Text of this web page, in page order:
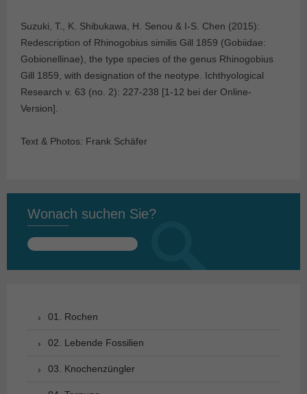
Suzuki, T., K. Shibukawa, H. Senou & I-S. Chen (2015):
Redescription of Rhinogobius similis Gill 1859 (Gobiidae:
Gobionellinae), the type species of the genus Rhinogobius
Gill 1859, with designation of the neotype. Ichthyological
Research v. 63 (no. 2): 227-238 [1-12 bei der Online-
Version].
Text & Photos: Frank Schäfer
Wonach suchen Sie?
Suchen
01. Rochen
02. Lebende Fossilien
03. Knochenzüngler